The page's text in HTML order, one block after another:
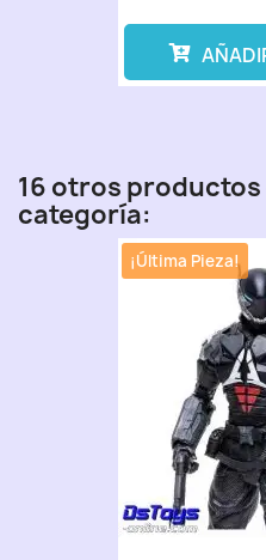
16 otros productos
categoría:
¡Última Pieza!